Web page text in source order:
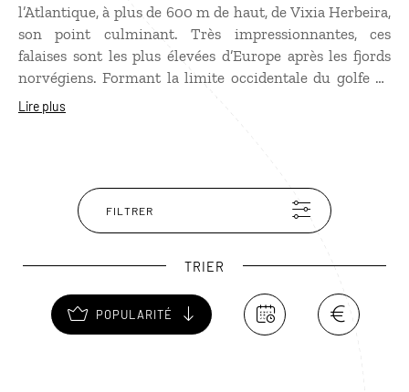
l’Atlantique, à plus de 600 m de haut, de Vixia Herbeira,
son point culminant. Très impressionnantes, ces
falaises sont les plus élevées d’Europe après les fjords
norvégiens. Formant la limite occidentale du golfe de
Gascogne, le cap Ortegal et son phare offrent un décor
montagneux du cap, le sanctuaire de Santo André de
Teixido, célèbre pour son pèlerinage chaque mois de
septembre.
Lire plus
FILTRER
TRIER
POPULARITÉ